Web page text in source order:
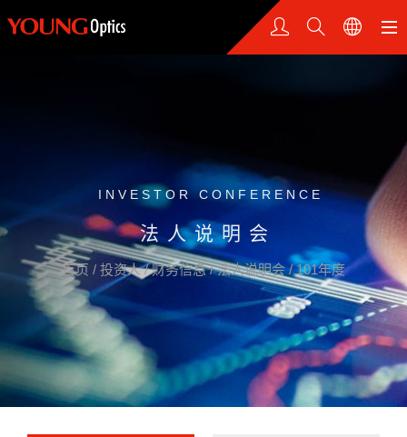
INVESTOR CONFERENCE
法人说明会
首页 / 投资人/ 财务信息/ 法人说明会/ 101年度